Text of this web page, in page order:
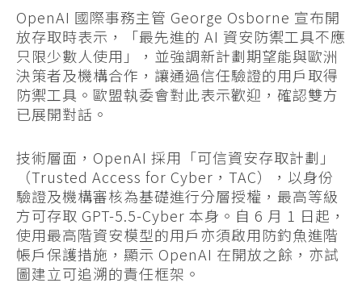
OpenAI 國際事務主管 George Osborne 宣布開
放存取時表示，「最先進的 AI 資安防禦工具不應
只限少數人使用」，並強調新計劃期望能與歐洲
決策者及機構合作，讓通過信任驗證的用戶取得
防禦工具。歐盟執委會對此表示歡迎，確認雙方
已展開對話。
技術層面，OpenAI 採用「可信資安存取計劃」
（Trusted Access for Cyber，TAC），以身份
驗證及機構審核為基礎進行分層授權，最高等級
方可存取 GPT-5.5-Cyber 本身。自 6 月 1 日起，
使用最高階資安模型的用戶亦須啟用防釣魚進階
帳戶保護措施，顯示 OpenAI 在開放之餘，亦試
圖建立可追溯的責任框架。